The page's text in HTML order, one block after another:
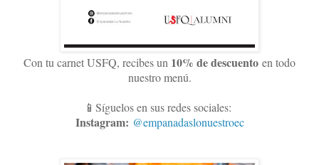
Con tu carnet USFQ, recibes un 10% de descuento en todo
nuestro menú.
📱Síguelos en sus redes sociales:
Instagram: @empanadaslonuestroec